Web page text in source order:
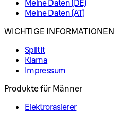
Meine Daten (DE)
Meine Daten (AT)
WICHTIGE INFORMATIONEN
SplitIt
Klarna
Impressum
Produkte für Männer
Elektrorasierer